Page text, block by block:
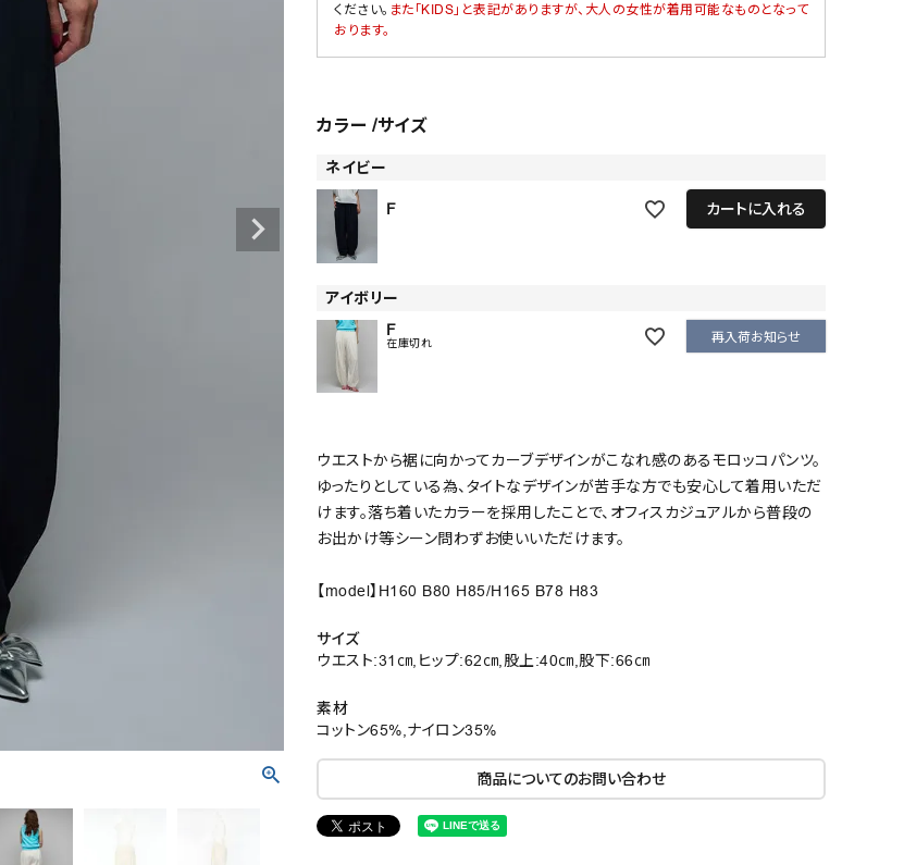
OUTLET
ください。 また「KIDS」と表記がありますが、大人の女性が着用可能なものとなって
おります。
カラー サイズ
ネイビー
F カートに入れる
アイボリー
F
在庫切れ 再入荷お知らせ
ウエストから裾に向かってカーブデザインがこなれ感のあるモロッコパンツ。
ゆったりとしている為、タイトなデザインが苦手な方でも安心して着用いただ
けます。落ち着いたカラーを採用したことで、オフィスカジュアルから普段の
お出かけ等シーン問わずお使いいただけます。
【model】H160 B80 H85/H165 B78 H83
サイズ
ウエスト:31㎝,ヒップ:62㎝,股上:40㎝,股下:66㎝
素材
コットン65%,ナイロン35%
商品についてのお問い合わせ